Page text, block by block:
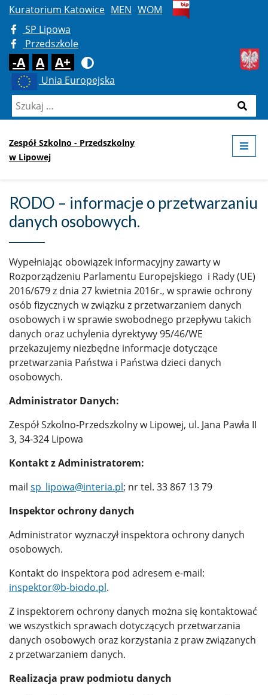
Kuratorium Katowice MEN WOM
SP Lipowa
Przedszkole
Rozmiar czcionki
-ADomyślna
AŚrednia
A+ DużaKontrast
Unia Europejska
Szukaj:
Szukaj
Zespół Szkolno - Przedszkolny
w Lipowej
RODO – informacje o przetwarzaniu
danych osobowych.
Wypełniając obowiązek informacyjny zawarty w
Rozporządzeniu Parlamentu Europejskiego i Rady (UE)
2016/679 z dnia 27 kwietnia 2016r., w sprawie ochrony
osób fizycznych w związku z przetwarzaniem danych
osobowych i w sprawie swobodnego przepływu takich
danych oraz uchylenia dyrektywy 95/46/WE
przekazujemy niezbędne informacje dotyczące
przetwarzania Państwa i Państwa dzieci danych
osobowych.
Administrator Danych:
Zespół Szkolno-Przedszkolny w Lipowej, ul. Jana Pawła II
3, 34-324 Lipowa
Kontakt z Administratorem:
mail sp_lipowa@interia.pl; nr tel. 33 867 13 79
Inspektor ochrony danych
Administrator wyznaczył inspektora ochrony danych
osobowych.
Kontakt do inspektora pod adresem e-mail:
inspektor@b-biodo.pl.
Z inspektorem ochrony danych można się kontaktować
we wszystkich sprawach dotyczących przetwarzania
danych osobowych oraz korzystania z praw związanych
z przetwarzaniem danych.
Realizacja praw podmiotu danych